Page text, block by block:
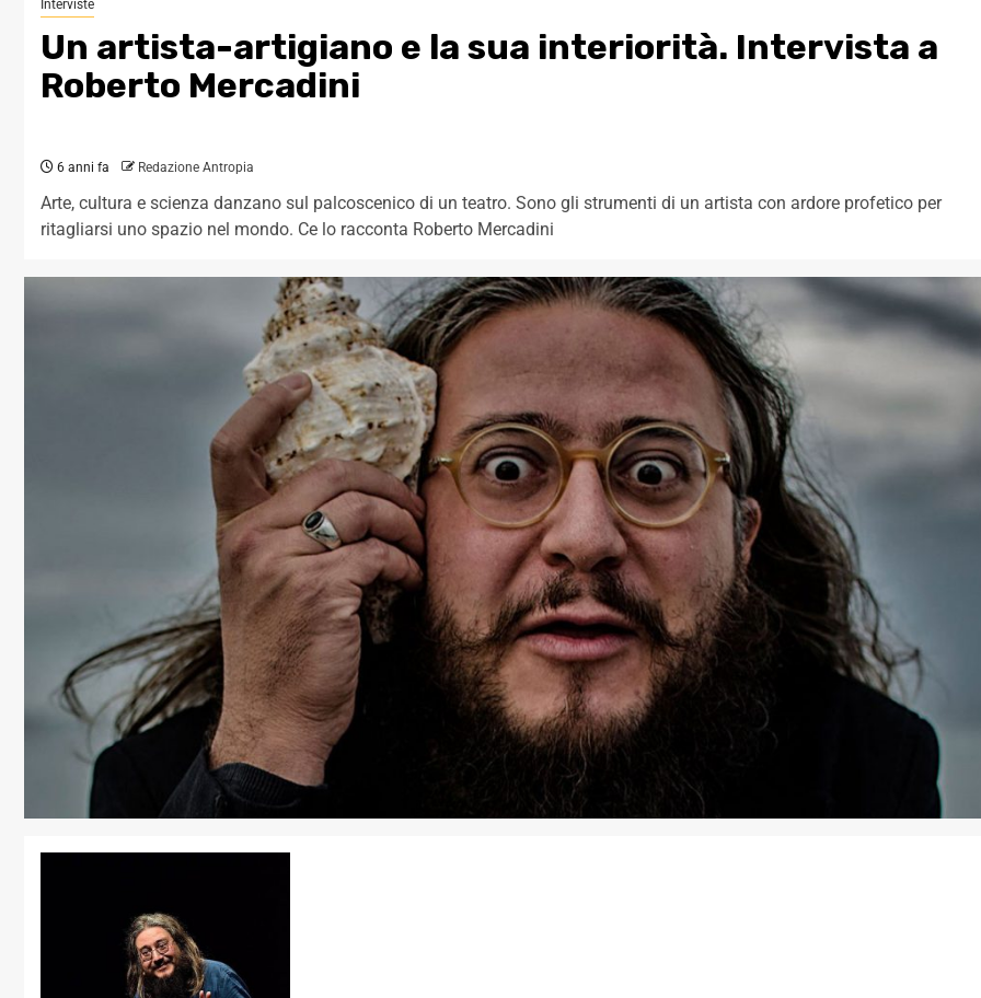
Interviste
Un artista-artigiano e la sua interiorità. Intervista a
Roberto Mercadini
6 anni fa Redazione Antropia
Arte, cultura e scienza danzano sul palcoscenico di un teatro. Sono gli strumenti di un artista con ardore profetico per
ritagliarsi uno spazio nel mondo. Ce lo racconta Roberto Mercadini